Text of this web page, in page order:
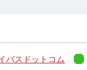
バスドットコム